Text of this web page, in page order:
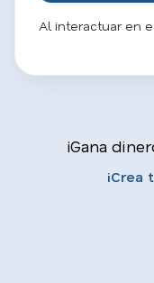
Al interactuar en
¡Gana
¡Crea